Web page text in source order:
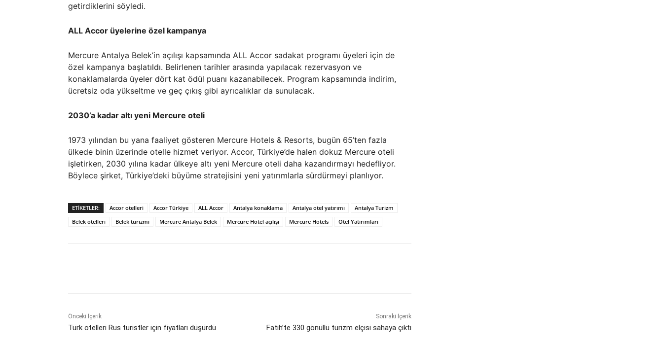
getirdiklerini söyledi.
ALL Accor üyelerine özel kampanya
Mercure Antalya Belek’in açılışı kapsamında ALL Accor sadakat programı üyeleri için de
özel kampanya başlatıldı. Belirlenen tarihler arasında yapılacak rezervasyon ve
konaklamalarda üyeler dört kat ödül puanı kazanabilecek. Program kapsamında indirim,
ücretsiz oda yükseltme ve geç çıkış gibi ayrıcalıklar da sunulacak.
2030’a kadar altı yeni Mercure oteli
1973 yılından bu yana faaliyet gösteren Mercure Hotels & Resorts, bugün 65’ten fazla
ülkede binin üzerinde otelle hizmet veriyor. Accor, Türkiye’de halen dokuz Mercure oteli
işletirken, 2030 yılına kadar ülkeye altı yeni Mercure oteli daha kazandırmayı hedefliyor.
Böylece şirket, Türkiye’deki büyüme stratejisini yeni yatırımlarla sürdürmeyi planlıyor.
ETIKETLER: Accor otelleri Accor Türkiye ALL Accor Antalya konaklama Antalya otel yatırımı
Antalya Turizm
Belek otelleri
Belek turizmi Mercure Antalya Belek Mercure Hotel açılışı Mercure Hotels Otel Yatırımları
Önceki İçerik
Türk otelleri Rus turistler için fiyatları düşürdü
Sonraki İçerik
Fatih’te 330 gönüllü turizm elçisi sahaya çıktı